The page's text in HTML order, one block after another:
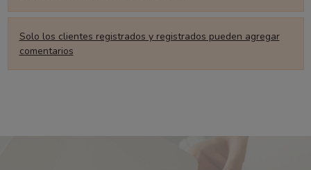
Solo los clientes registrados y registrados pueden agregar
comentarios